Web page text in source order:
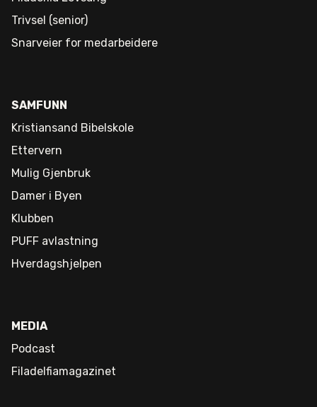
Trivsel (senior)
Snarveier for medarbeidere
SAMFUNN
Kristiansand Bibelskole
Ettervern
Mulig Gjenbruk
Damer i Byen
Klubben
PUFF avlastning
Hverdagshjelpen
MEDIA
Podcast
Filadelfiamagazinet